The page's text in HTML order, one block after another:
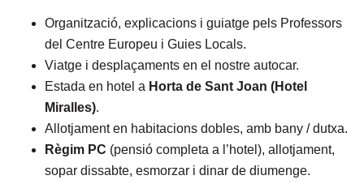
Organització, explicacions i guiatge pels Professors
del Centre Europeu i Guies Locals.
Viatge i desplaçaments en el nostre autocar.
Estada en hotel a Horta de Sant Joan (Hotel
Miralles).
Allotjament en habitacions dobles, amb bany / dutxa.
Règim PC (pensió completa a l’hotel), allotjament,
sopar dissabte, esmorzar i dinar de diumenge.